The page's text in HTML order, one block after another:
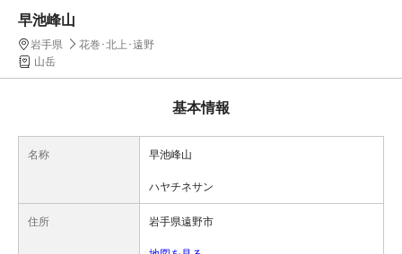
早池峰山
岩手県
花巻･北上･遠野
山岳
基本情報
名称 早池峰山
ハヤチネサン
住所 岩手県遠野市